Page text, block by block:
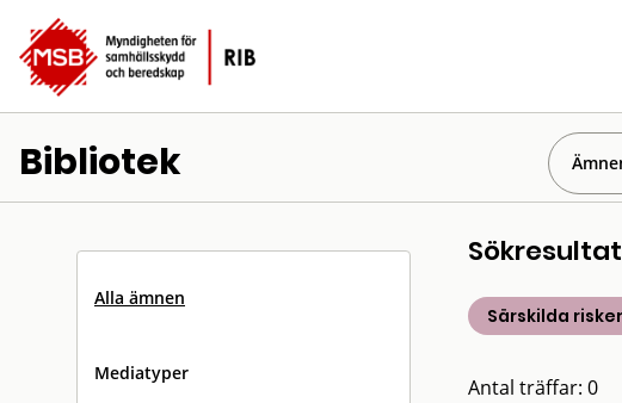
Bibliotek
Alla ämnen
Mediatyper
Sökresultat
Särskilda risker
Antal träffar: 0